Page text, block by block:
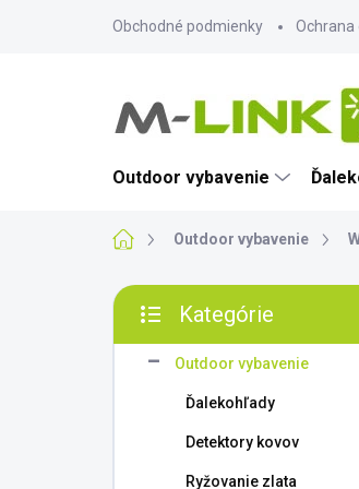
Obchodné podmienky Ochrana
Outdoor vybavenie
DomovOutdoor vybavenie
B
č
kategórie
Kategórie
Outdoor vybavenie
Ďalekohľady
Detektory kovov
Ryžovanie zlata